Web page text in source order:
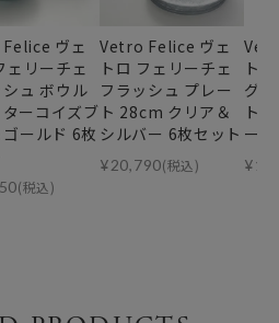
ヴェ
ェリーチェ
シュ ボウル
ーコイズブ
ールド 6枚
(税込)
Vetro Felice ヴェ
トロ フェリーチェ
フラッシュ プレー
ト 28cm クリア＆
シルバー 6枚セット
¥20,790(税込)
ト
グ
ト
ー
¥